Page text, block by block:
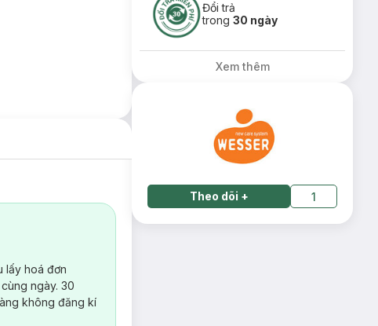
lấy hoá đơn
ngày. 30
không đăng kí
Đổi trả
trong30 ngày
Xem thêm
Theo dõi + 1